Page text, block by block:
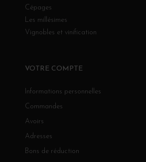
Cépages
Les millésimes
Vignobles et vinification
VOTRE COMPTE
Informations personnelles
Commandes
Avoirs
Adresses
Bons de réduction